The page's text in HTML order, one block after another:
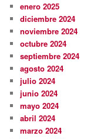
enero 2025
diciembre 2024
noviembre 2024
octubre 2024
septiembre 2024
agosto 2024
julio 2024
junio 2024
mayo 2024
abril 2024
marzo 2024